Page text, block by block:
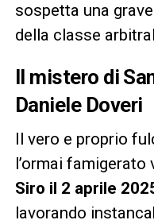
sospetta una
della classe
Il mistero di
Daniele Doveri
Il vero e proprio
l’ormai
Siro il 2 aprile
lavorando